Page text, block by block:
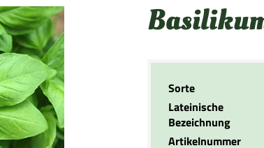
Sorte
Lateinische
Bezeichnung
Artikelnummer